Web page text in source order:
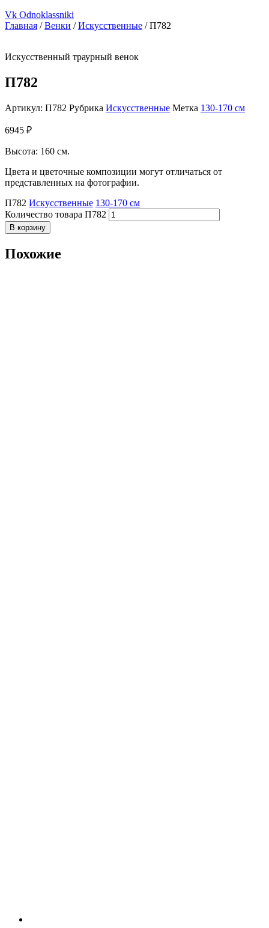
Vk Odnoklassniki
Главная /Венки /Искусственные / П782
Искусственный траурный венок
П782
Артикул: П782 Рубрика Искусственные Метка 130-170 см
6945 ₽
Высота: 160 см.
Цвета и цветочные композиции могут отличаться от
представленных на фотографии.
П782 Искусственные 130-170 см
Количество товара П782
В корзину
Похожие